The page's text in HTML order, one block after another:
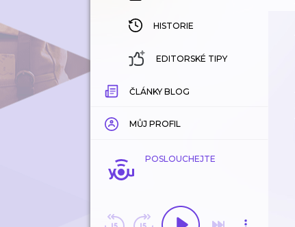
HISTORIE
EDITORSKÉ TIPY
ČLÁNKY BLOG
MŮJ PROFIL
POSLOUCHEJTE